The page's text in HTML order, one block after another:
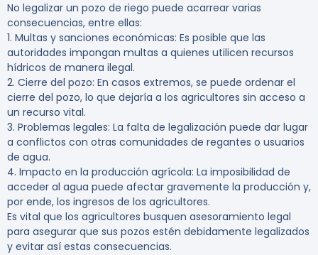
No legalizar un pozo de riego puede acarrear varias
consecuencias, entre ellas:
1. Multas y sanciones económicas: Es posible que las
autoridades impongan multas a quienes utilicen recursos
hídricos de manera ilegal.
2. Cierre del pozo: En casos extremos, se puede ordenar el
cierre del pozo, lo que dejaría a los agricultores sin acceso a
un recurso vital.
3. Problemas legales: La falta de legalización puede dar lugar
a conflictos con otras comunidades de regantes o usuarios
de agua.
4. Impacto en la producción agrícola: La imposibilidad de
acceder al agua puede afectar gravemente la producción y,
por ende, los ingresos de los agricultores.
Es vital que los agricultores busquen asesoramiento legal
para asegurar que sus pozos estén debidamente legalizados
y evitar así estas consecuencias.